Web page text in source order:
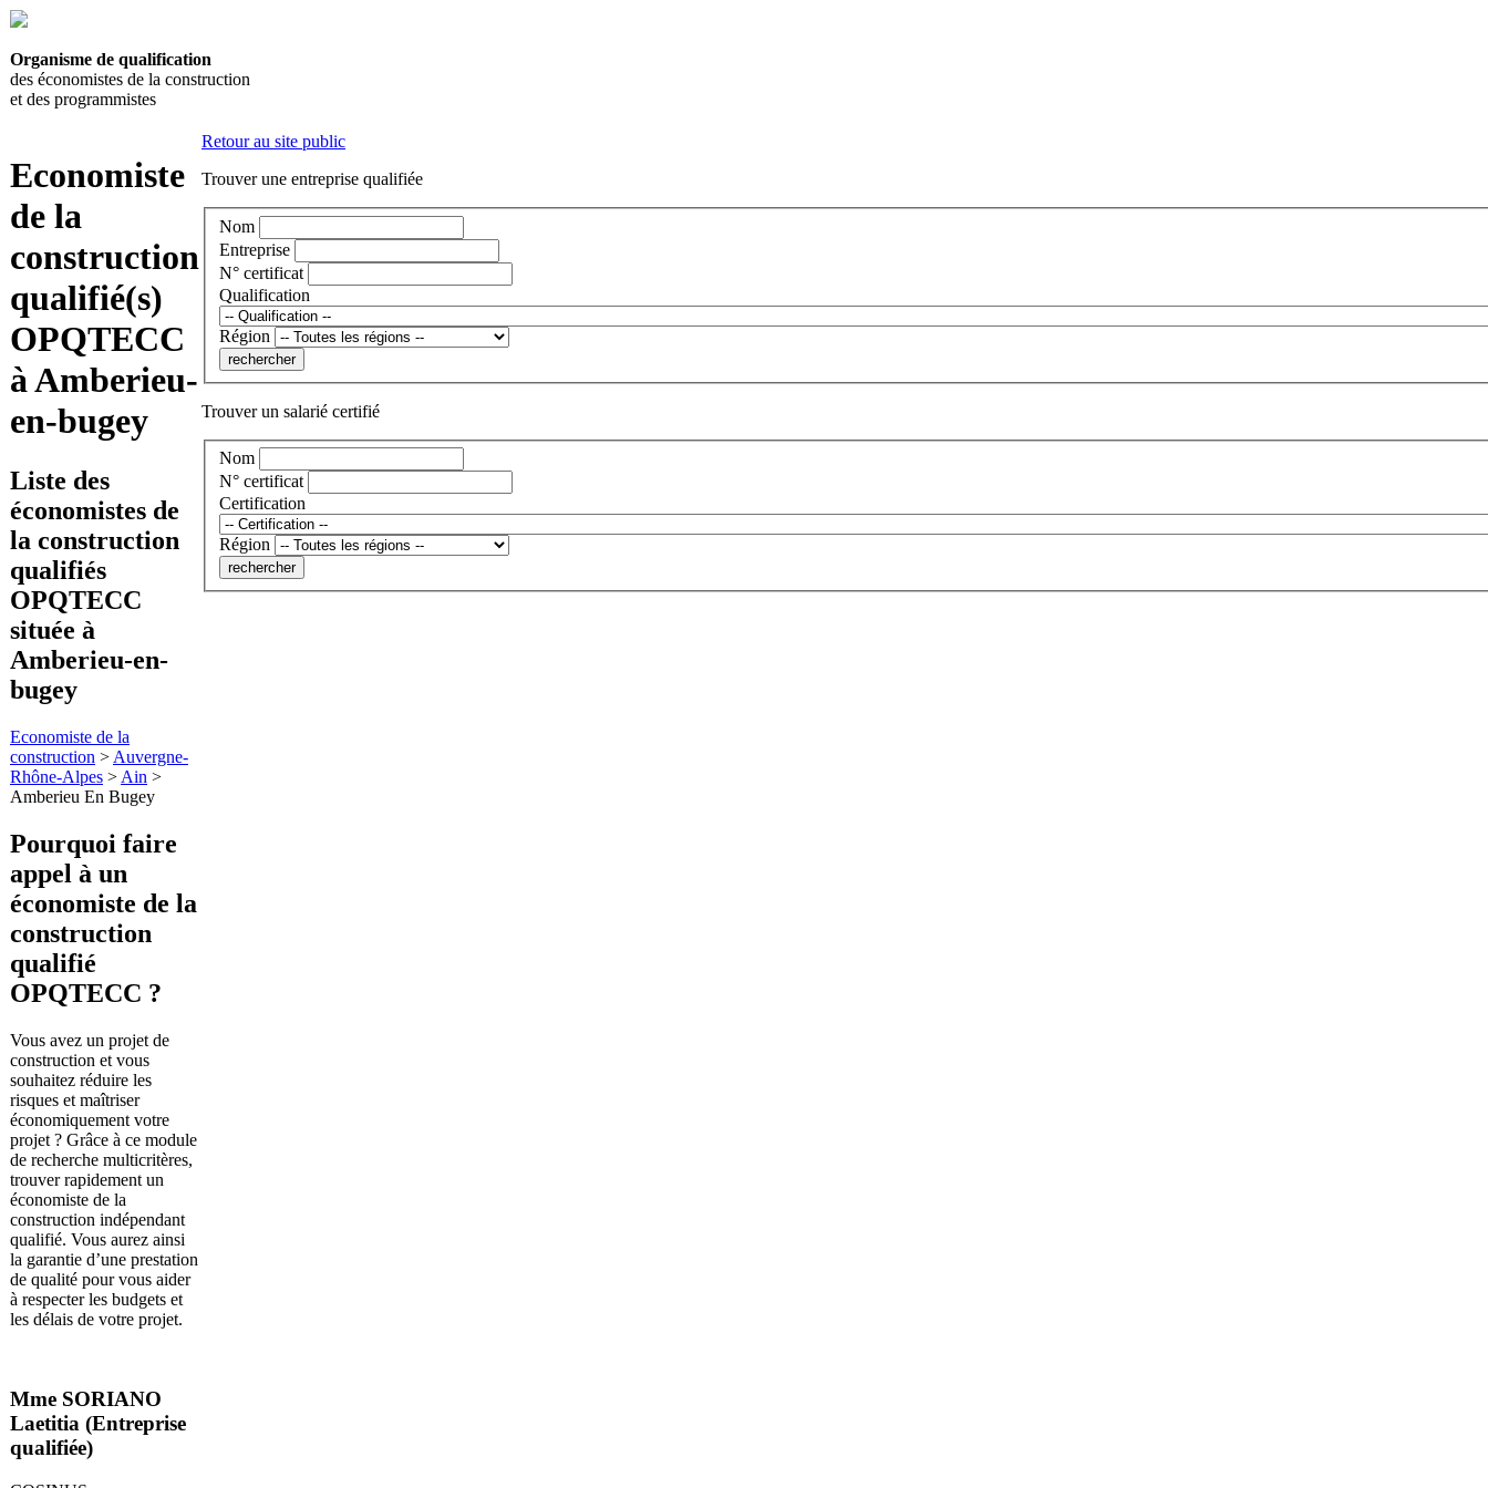
Organisme de qualification
des économistes de la construction
et des programmistes
Economiste
de la
construction
qualifié(s)
OPQTECC
à Amberieu-
en-bugey
Liste des
économistes de
la construction
qualifiés
OPQTECC
située à
Amberieu-en-
bugey
Economiste de la
construction > Auvergne-
Rhône-Alpes > Ain >
Amberieu En Bugey
Pourquoi faire
appel à un
économiste de la
construction
qualifié
OPQTECC ?
Vous avez un projet de
construction et vous
souhaitez réduire les
risques et maîtriser
économiquement votre
projet ? Grâce à ce module
de recherche multicritères,
trouver rapidement un
économiste de la
construction indépendant
qualifié. Vous aurez ainsi
la garantie d’une prestation
de qualité pour vous aider
à respecter les budgets et
les délais de votre projet.
Mme SORIANO
Laetitia (Entreprise
qualifiée)
Retour au site public
Trouver une entreprise qualifiée
Nom
Entreprise
N° certificat
Qualification
Région
Trouver un salarié certifié
Nom
N° certificat
Certification
Région